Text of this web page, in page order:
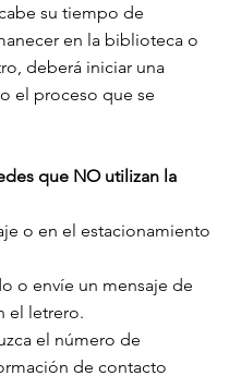
su tiempo de
en la biblioteca o
deberá iniciar una
el proceso que se
que NO utilizan la
o en el estacionamiento
o envíe un mensaje de
el letrero.
el número de
de contacto